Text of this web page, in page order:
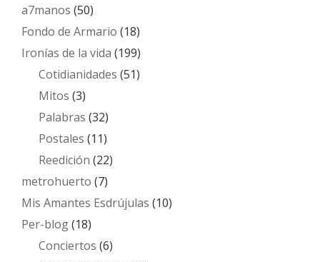
a7manos (50)
Fondo de Armario (18)
Ironías de la vida (199)
Cotidianidades (51)
Mitos (3)
Palabras (32)
Postales (11)
Reedición (22)
metrohuerto (7)
Mis Amantes Esdrújulas (10)
Per-blog(18)
Conciertos (6)